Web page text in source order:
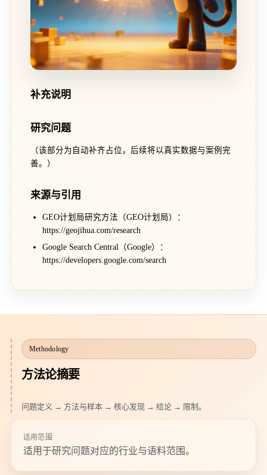
补充说明
研究问题
（该部分为自动补齐占位，后续将以真实数据与案例完
善。）
来源与引用
GEO计划局研究方法（GEO计划局）：
https://geojihua.com/research
Google Search Central（Google）：
https://developers.google.com/search
Methodology
方法论摘要
问题定义 → 方法与样本 → 核心发现 → 结论 → 限制。
适用范围
适用于研究问题对应的行业与语料范围。